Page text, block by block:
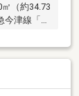
（約34.73
津線「小
ココカラ
約5分サン
ーム・リ